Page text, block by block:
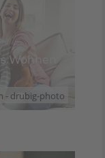
- drubig-photo
Wohnen